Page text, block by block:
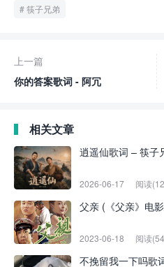
筷子兄弟
上一篇
你的答案歌词 - 阿冗
相关文章
逍遥仙歌词 – 筷子
2026-06-17 阅读
父亲 (《父亲》电
2023-06-18 阅读
不挽留我一下吗歌